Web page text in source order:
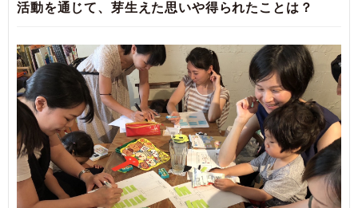
活動を通じて、芽生えた思いや得られたことは？